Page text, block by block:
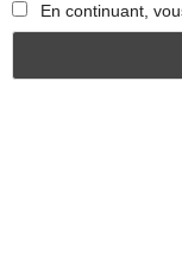
En continuant,